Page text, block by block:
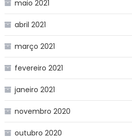
maio 2021
abril 2021
março 2021
fevereiro 2021
janeiro 2021
novembro 2020
outubro 2020